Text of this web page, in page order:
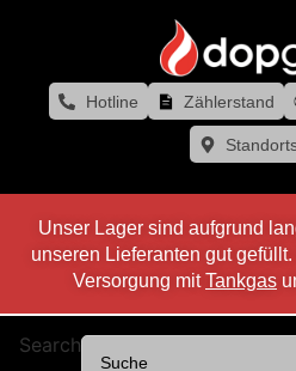
Hotline Zählerstand
Unser Lager sind aufgrund
unseren Lieferanten gut
Versorgung mitTankgas
Search